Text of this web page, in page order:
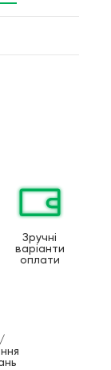
Зручні
варіанти
оплати